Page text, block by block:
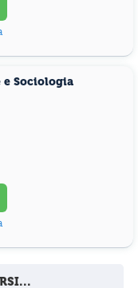
e Sociologia